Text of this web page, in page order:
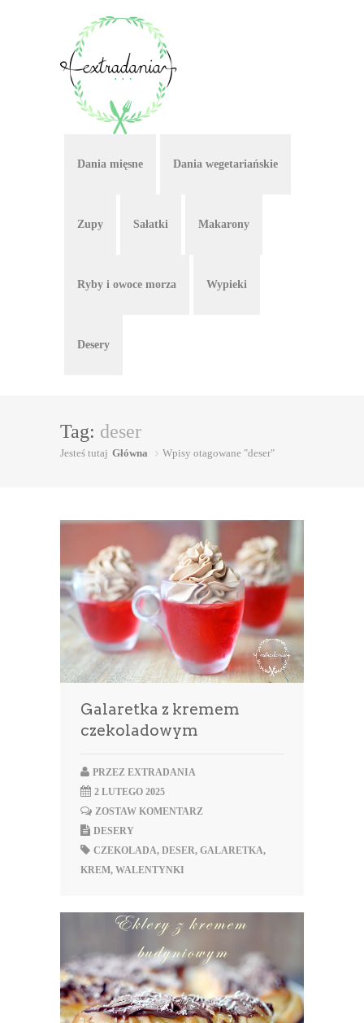
Dania mięsne Dania wegetariańskie
Zupy Sałatki Makarony
Ryby i owoce morza Wypieki
Desery
Tag: deser
Jesteś tutaj Główna Wpisy otagowane "deser"
Galaretka z kremem
czekoladowym
PRZEZ EXTRADANIA
2 LUTEGO 2025
ZOSTAW KOMENTARZ
DESERY
CZEKOLADA, DESER, GALARETKA,
KREM, WALENTYNKI